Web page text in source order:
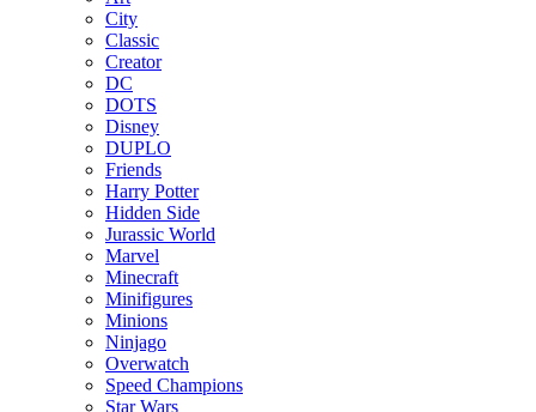
City
Classic
Creator
DC
DOTS
Disney
DUPLO
Friends
Harry Potter
Hidden Side
Jurassic World
Marvel
Minecraft
Minifigures
Minions
Ninjago
Overwatch
Speed Champions
Star Wars